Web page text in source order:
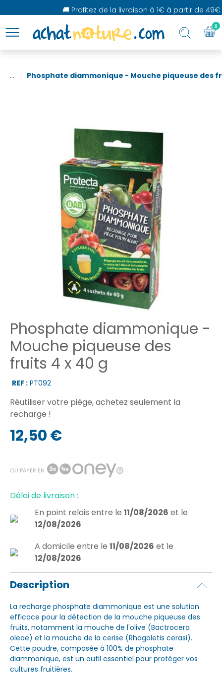
🚚 Profitez de la livraison à 1€ à partir de 49€
... Phosphate diammonique - Mouche piqueuse des
Phosphate diammonique -
Mouche piqueuse des
fruits 4 x 40 g
REF : PT092
Réutiliser votre piège, achetez seulement la
recharge !
12,50 €
OU PAYER EN
Délai de livraison :
En point relais entre le 11/08/2026 et le
12/08/2026
A domicile entre le 11/08/2026 et le
12/08/2026
Description
La recharge phosphate diammonique est une solution
efficace pour la détection de la mouche piqueuse des
fruits, notamment la mouche de l'olive (Bactrocera
oleae) et la mouche de la cerise (Rhagoletis cerasi).
Cette poudre, composée à 100% de phosphate
diammonique, est un outil essentiel pour protéger vos
cultures fruitières.
0